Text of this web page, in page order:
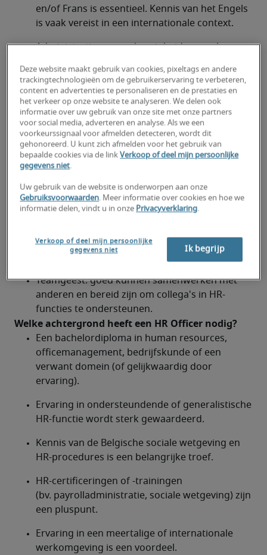
en/of Frans is essentieel. Kennis van het Engels
is vaak vereist in een internationale context.
Administratieve nauwkeurigheid: een scherp
organisatievermogen.
Communicatie: duidelijk en professioneel
kunnen communiceren met werknemers en
externe stakeholders.
HR-kennis: vertrouwd zijn met de Belgische
arbeidswetgeving, payrollprocessen en beste
IT-skills: ervaring met HR-software (bv. SAP,
Discretie: gepast en professioneel kunnen
omgaan met vertrouwelijke informatie.
Teamgeest: goed kunnen samenwerken met
anderen en bereid zijn om collega's in HR-
functies te ondersteunen.
Een bachelordiploma in human resources,
officemanagement, bedrijfskunde of een
verwant domein (of gelijkwaardig door
ervaring).
Ervaring in ondersteundende of generalistische
HR-functie wordt sterk gewaardeerd.
Kennis van de Belgische sociale wetgeving en
HR-procedures is een belangrijke troef.
HR-certificeringen of -trainingen
(bv. payrolladministratie, sociale wetgeving) zijn
een pluspunt.
Ervaring in een meertalige of internationale
werkomgeving is een voordeel.
Deze website maakt gebruik van cookies, pixeltags en andere
trackingtechnologieën om de gebruikerservaring te verbeteren,
content en advertenties te personaliseren en de prestaties en
het verkeer op onze website te analyseren. We delen ook
informatie over uw gebruik van onze site met onze partners
voor social media, adverteren en analyse. Als we een
voorkeurssignaal voor afmelden detecteren, wordt dit
gehonoreerd. U kunt zich afmelden voor het gebruik van
bepaalde cookies via de linkVerkoop of deel mijn persoonlijke
gegevens niet.
Uw gebruik van de website is onderworpen aan onze
Gebruiksvoorwaarden. Meer informatie over cookies en hoe we
informatie delen, vindt u in onze Privacyverklaring.
Verkoop of deel mijn persoonlijke
gegevens niet
Ik begrijp